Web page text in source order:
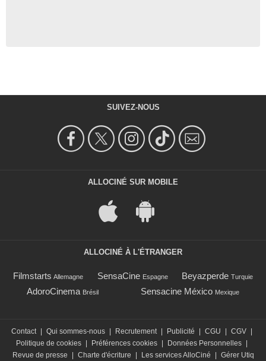
SUIVEZ-NOUS
ALLOCINÉ SUR MOBILE
ALLOCINÉ À L'ÉTRANGER
Filmstarts Allemagne SensaCine Espagne Beyazperde Turquie
AdoroCinema Brésil Sensacine México Mexique
Contact Qui sommes-nous Recrutement Publicité CGU CGV
Politique de cookies
Préférences cookies Données Personnelles
Revue de presse
Charte d'écriture Les services AlloCiné Gérer Utiq